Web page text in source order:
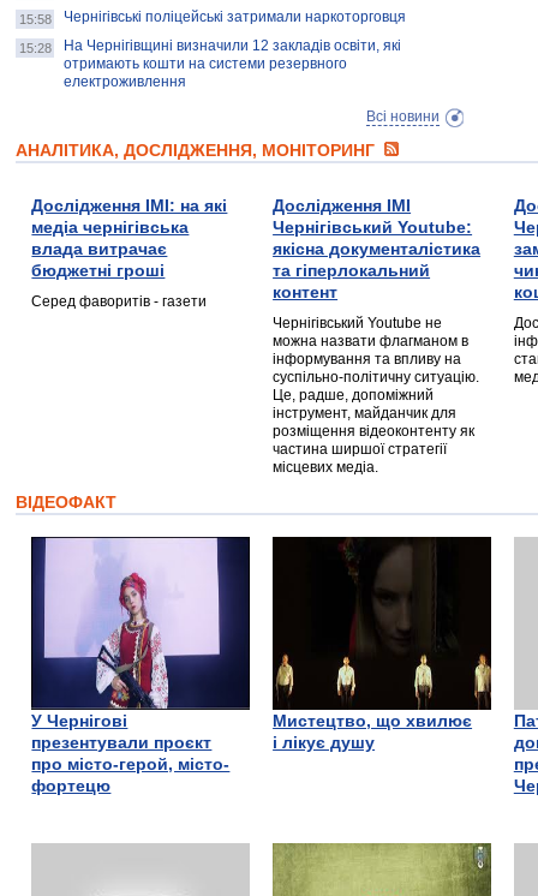
15:58 Чернігівські поліцейські затримали наркоторговця
15:28
На Чернігівщині визначили 12 закладів освіти, які
отримають кошти на системи резервного
електроживлення
Всі новини
АНАЛІТИКА, ДОСЛІДЖЕННЯ, МОНІТОРИНГ
Дослідження ІМІ: на які
медіа чернігівська
влада витрачає
бюджетні гроші
Серед фаворитів - газети
Дослідження ІМІ
Чернігівський Youtube:
якісна документалістика
та гіперлокальний
контент
Чернігівський Youtube не
можна назвати флагманом в
інформування та впливу на
суспільно-політичну ситуацію.
Це, радше, допоміжний
інструмент, майданчик для
розміщення відеоконтенту як
частина ширшої стратегії
місцевих медіа.
ВІДЕОФАКТ
У Чернігові
презентували проєкт
про місто-герой, місто-
фортецю
Мистецтво, що хвилює
і лікує душу